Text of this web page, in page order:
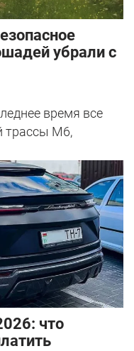
убрали с
время все
трассы М6,
что